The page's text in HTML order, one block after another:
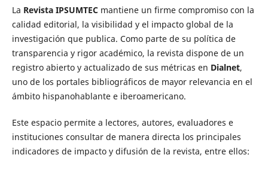
La Revista IPSUMTECmantiene un firme compromiso con la
calidad editorial, la visibilidad y el impacto global de la
investigación que publica. Como parte de su política de
transparencia y rigor académico, la revista dispone de un
registro abierto y actualizado de sus métricas en Dialnet,
uno de los portales bibliográficos de mayor relevancia en el
ámbito hispanohablante e iberoamericano.
Este espacio permite a lectores, autores, evaluadores e
instituciones consultar de manera directa los principales
indicadores de impacto y difusión de la revista, entre ellos: